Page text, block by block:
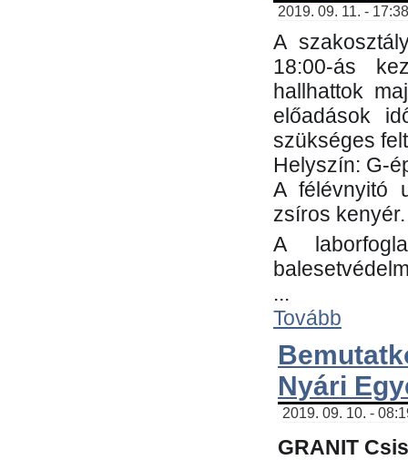
2019. 09. 11. -
A
18:00-ás
hallhattok
előadások
szükséges
Helyszín: G-
A félévnyitó
zsíros kenyér.
A
...
Tovább
Nyári
2019. 09. 10. -
GRANIT